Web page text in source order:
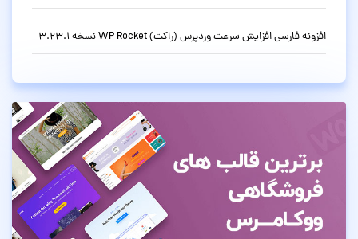
افزونه فارسی افزایش سرعت وردپرس (راکت) WP Rocket نسخه 3.23.1